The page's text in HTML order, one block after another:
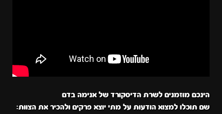
הינכם מוזמנים לשרת הדיסקורד של אנימה בדם
שם תוכלו למצוא הודעות על מתי יוצא פרקים ולהכיר את הצוות: